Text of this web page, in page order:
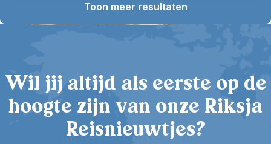
Toon meer resultaten
Wil jij altijd als eerste op de
hoogte zijn van onze Riksja
Reisnieuwtjes?